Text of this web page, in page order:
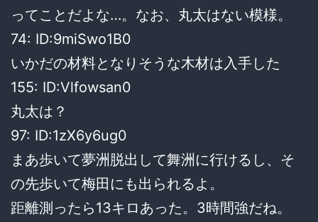
ってことだよな…。なお、丸太はない模様。
74: ID:9miSwo1B0
いかだの材料となりそうな木材は入手した
155: ID:Vlfowsan0
丸太は？
97: ID:1zX6y6ug0
まあ歩いて夢洲脱出して舞洲に行けるし、そ
の先歩いて梅田にも出られるよ。
距離測ったら13キロあった。3時間強だね。